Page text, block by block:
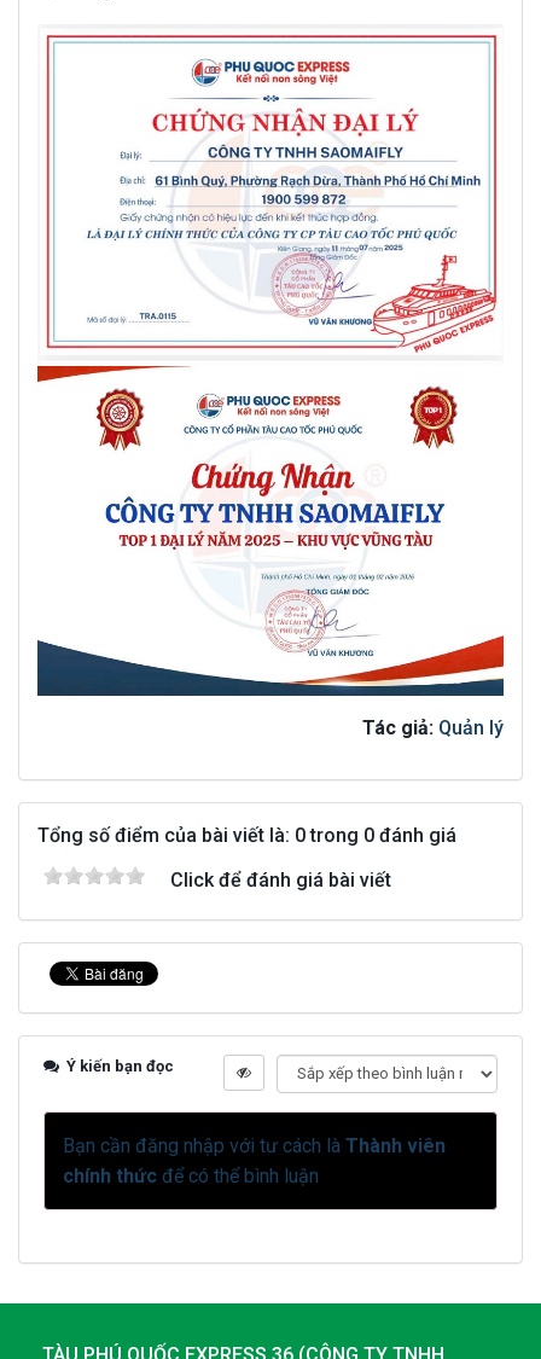
Tác giả: Quản lý
Tổng số điểm của bài viết là: 0 trong 0 đánh giá
Click để đánh giá bài viết
Ý kiến bạn đọc
Bạn cần đăng nhập với tư cách là Thành viên
chính thức để có thể bình luận